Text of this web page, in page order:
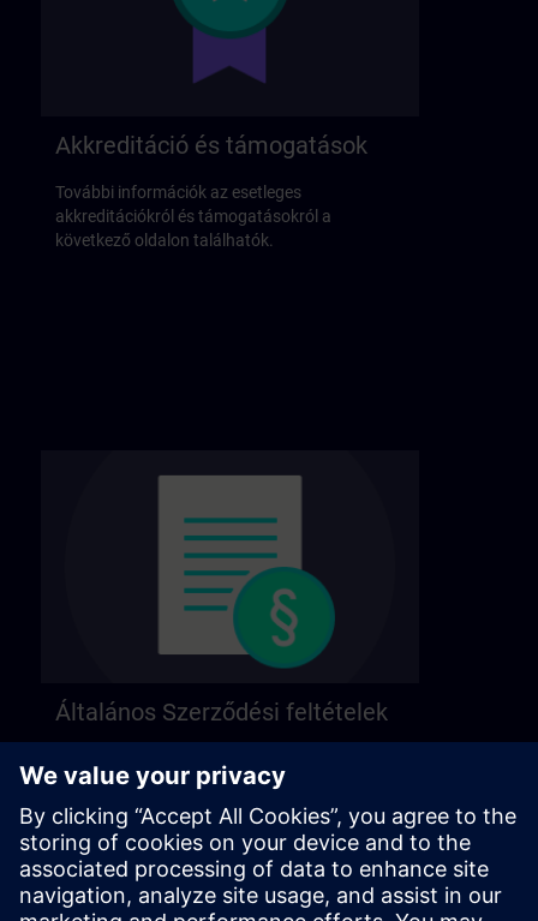
Akkreditáció és támogatások
További információk az esetleges
akkreditációkról és támogatásokról a
következő oldalon találhatók.
Általános Szerződési feltételek
oldalon találhatók.